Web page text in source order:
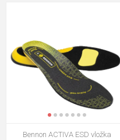
VM Footwear 3009 Vkládací stélka